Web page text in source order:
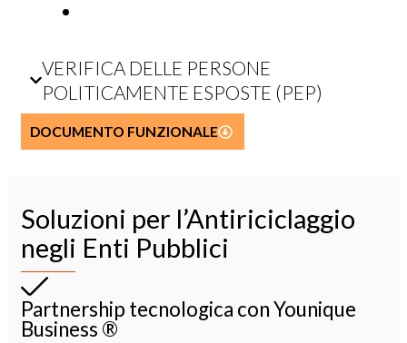
VERIFICA DELLE PERSONE
POLITICAMENTE ESPOSTE (PEP)
DOCUMENTO FUNZIONALE
Soluzioni per l’Antiriciclaggio
negli Enti Pubblici
Partnership tecnologica con Younique
Business ®